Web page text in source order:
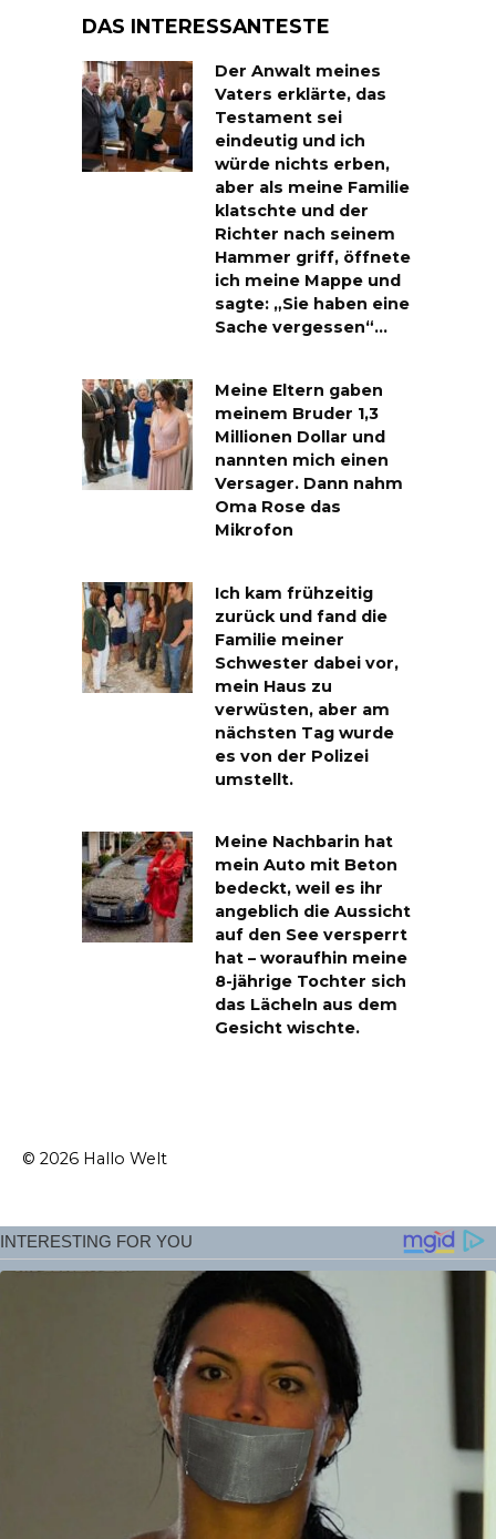
DAS INTERESSANTESTE
Der Anwalt meines
Vaters erklärte, das
Testament sei
eindeutig und ich
würde nichts erben,
aber als meine Familie
klatschte und der
Richter nach seinem
Hammer griff, öffnete
ich meine Mappe und
sagte: „Sie haben eine
Sache vergessen“…
Meine Eltern gaben
meinem Bruder 1,3
Millionen Dollar und
nannten mich einen
Versager. Dann nahm
Oma Rose das
Mikrofon
Ich kam frühzeitig
zurück und fand die
Familie meiner
Schwester dabei vor,
mein Haus zu
verwüsten, aber am
nächsten Tag wurde
es von der Polizei
umstellt.
Meine Nachbarin hat
mein Auto mit Beton
bedeckt, weil es ihr
angeblich die Aussicht
auf den See versperrt
hat – woraufhin meine
8-jährige Tochter sich
das Lächeln aus dem
Gesicht wischte.
© 2026 Hallo Welt